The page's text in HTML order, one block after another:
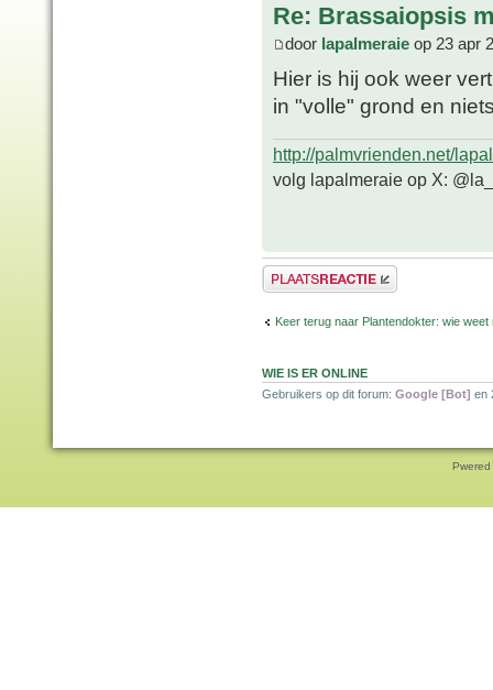
Re: Brassaiopsis
door lapalmeraie op 23 apr
Hier is hij ook weer
in "volle" grond en
http://palmvrienden.net/
volg lapalmeraie op X:
Plaats een reactie
Keer terug naar Plantendokter: wie weet
WIE IS ER ONLINE
Gebruikers op dit forum: Google [Bot] en